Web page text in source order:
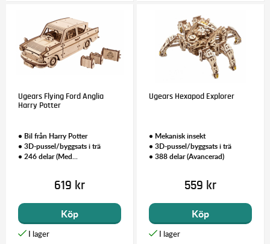
Ugears Flying Ford Anglia
Harry Potter
• Bil från Harry Potter
• 3D-pussel/byggsats i trä
• 246 delar (Med...
619 kr
Köp
Ugears Hexapod Explorer
• Mekanisk insekt
• 3D-pussel/byggsats i trä
• 388 delar (Avancerad)
559 kr
Köp